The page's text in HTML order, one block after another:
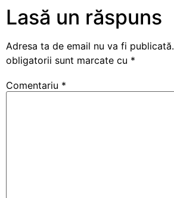
Lasă un răspuns
Adresa ta de email nu va fi publicată.
obligatorii sunt marcate cu *
Comentariu *